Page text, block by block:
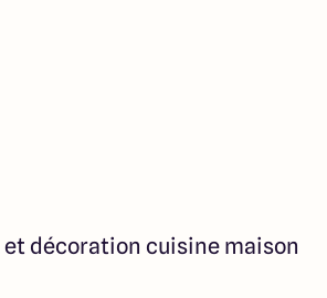
décoration cuisine maison